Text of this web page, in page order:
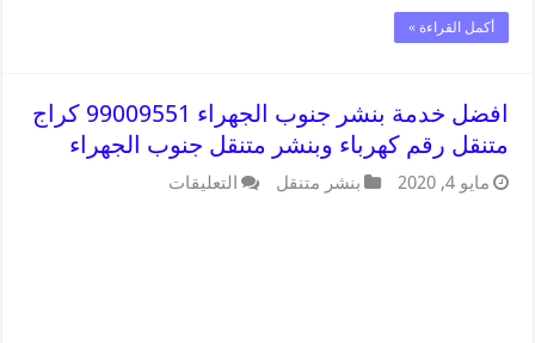
أكمل القراءة »
افضل خدمة بنشر جنوب الجهراء 99009551 كراج
متنقل رقم كهرباء وبنشر متنقل جنوب الجهراء
مايو 4, 2020 بنشر متنقل التعليقات